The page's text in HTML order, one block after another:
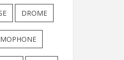
DROME